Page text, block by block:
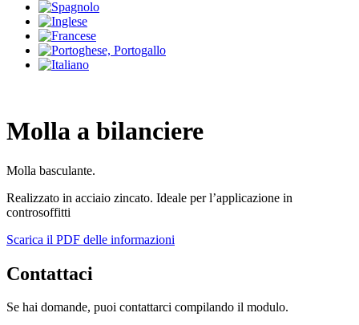
Molla a bilanciere
Molla basculante.
Realizzato in acciaio zincato. Ideale per l’applicazione in
controsoffitti
Scarica il PDF delle informazioni
Contattaci
Se hai domande, puoi contattarci compilando il modulo.